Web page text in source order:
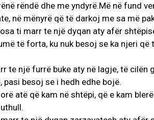
rëndë dhe me yndyrë.Më në fund
në mënyrë që të darkoj me sa më
ti marr te një dyqan aty afër
të forta, ku nuk besoj se ka njeri
te një furrë buke aty në lagje, të cilën
pasi besoj se i hedh edhe bojë.
atë që kam në shtëpi, që e kam